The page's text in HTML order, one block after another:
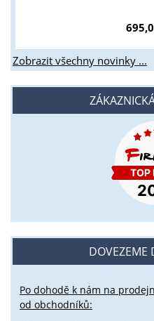
Zobrazit všechny novinky ...
DOVEZEME
Po dohodě k nám na
od obchodníků: